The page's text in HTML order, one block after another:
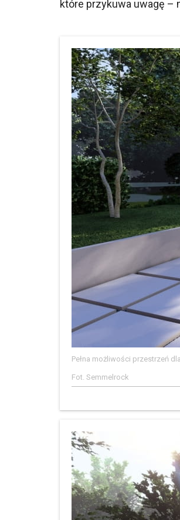
które przykuwa uwagę –
Pełna możliwości przestrzeń
Fot. Semmelrock